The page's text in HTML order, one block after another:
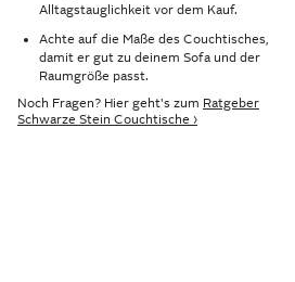
Alltagstauglichkeit vor dem Kauf.
Achte auf die Maße des Couchtisches,
damit er gut zu deinem Sofa und der
Raumgröße passt.
Noch Fragen? Hier geht's zum Ratgeber
Schwarze Stein Couchtische ›